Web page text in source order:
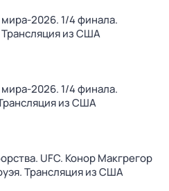
2026. 1/4 финала.
из США
2026. 1/4 финала.
из США
UFC. Конор Макгрегор
Трансляция из США